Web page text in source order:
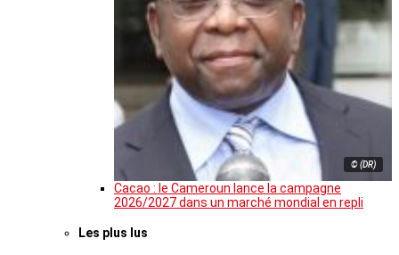
© (DR)
Cacao : le Cameroun lance la campagne
2026/2027 dans un marché mondial en repli
Les plus lus